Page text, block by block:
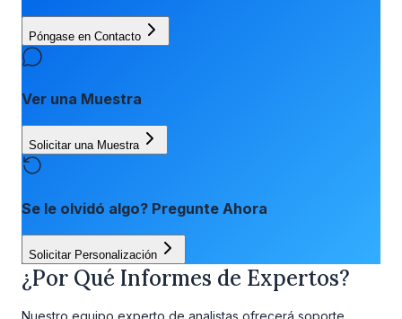
Póngase en Contacto
Ver una Muestra
Solicitar una Muestra
Se le olvidó algo? Pregunte Ahora
Solicitar Personalización
¿Por Qué Informes de Expertos?
Nuestro equipo experto de analistas ofrecerá soporte